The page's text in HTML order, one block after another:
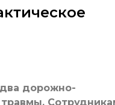
два дорожно-